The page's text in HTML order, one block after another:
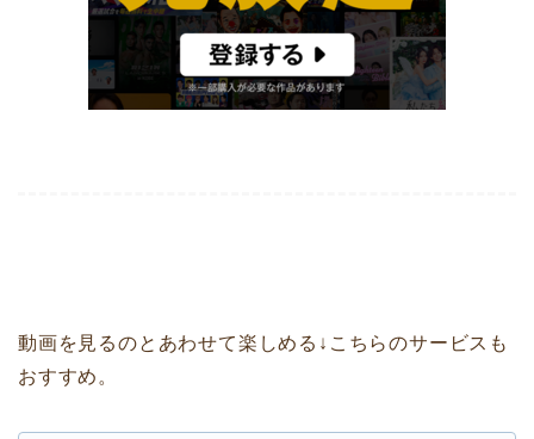
動画を見るのとあわせて楽しめる↓こちらのサービスも
おすすめ。